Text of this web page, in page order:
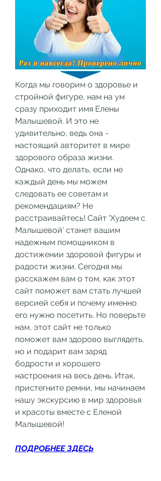
Когда мы говорим о здоровье и
стройной фигуре, нам на ум
сразу приходит имя Елены
Малышевой. И это не
удивительно, ведь она -
настоящий авторитет в мире
здорового образа жизни.
Однако, что делать, если не
каждый день мы можем
следовать ее советам и
рекомендациям? Не
расстраивайтесь! Сайт 'Худеем с
Малышевой' станет вашим
надежным помощником в
достижении здоровой фигуры и
радости жизни. Сегодня мы
расскажем вам о том, как этот
сайт поможет вам стать лучшей
версией себя и почему именно
его нужно посетить. Но поверьте
нам, этот сайт не только
поможет вам здорово выглядеть,
но и подарит вам заряд
бодрости и хорошего
настроения на весь день. Итак,
пристегните ремни, мы начинаем
нашу экскурсию в мир здоровья
и красоты вместе с Еленой
Малышевой!
ПОДРОБНЕЕ ЗДЕСЬ